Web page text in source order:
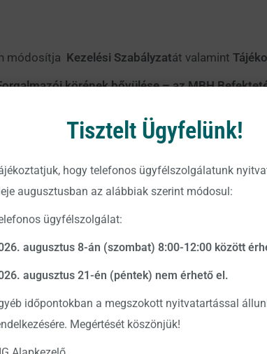
módosítja Kezelési Szabályzatát valamint
körének bővülése – az MBH
nem teljes körű, így a pontos és részletes
szerkezetbe foglalt Tájékoztatóját.
az Alapkezelő hivatalos közzétételi
a
Tisztelt Ügyfelünk!
hogy telefonos ügyfélszolgálatunk
augusztusban az alábbiak szerint módosul:
ügyfélszolgálat:
augusztus 8-án (szombat) 8:00-12:00 között
augusztus 21-én (péntek) nem érhető el.
időpontokban a megszokott nyitvatartással
Megértését köszönjük!